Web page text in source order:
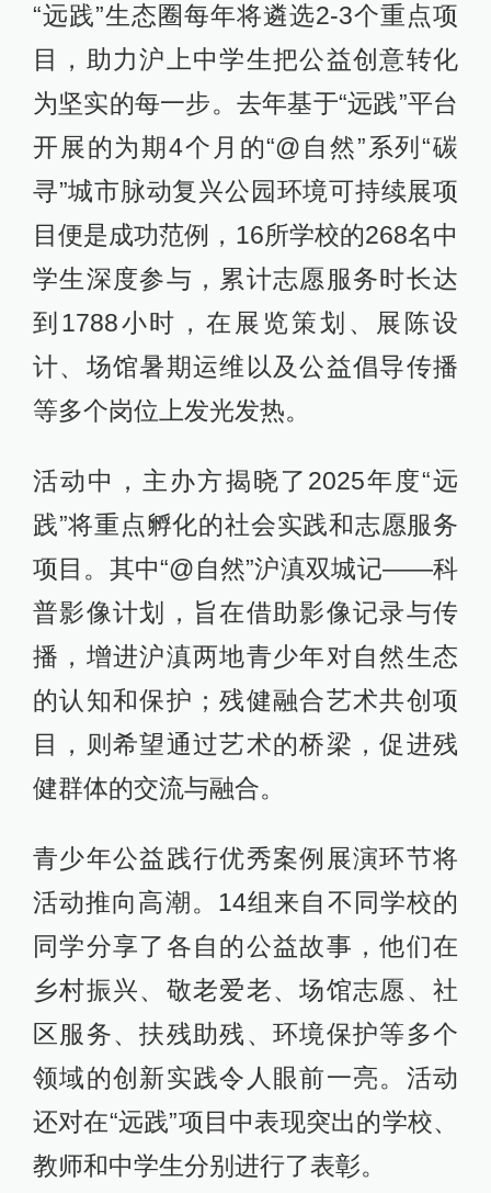
“远践”生态圈每年将遴选2-3个重点项
目，助力沪上中学生把公益创意转化
为坚实的每一步。去年基于“远践”平台
开展的为期4个月的“@自然”系列“碳
寻”城市脉动复兴公园环境可持续展项
目便是成功范例，16所学校的268名中
学生深度参与，累计志愿服务时长达
到1788小时，在展览策划、展陈设
计、场馆暑期运维以及公益倡导传播
等多个岗位上发光发热。
活动中，主办方揭晓了2025年度“远
践”将重点孵化的社会实践和志愿服务
项目。其中“@自然”沪滇双城记——科
普影像计划，旨在借助影像记录与传
播，增进沪滇两地青少年对自然生态
的认知和保护；残健融合艺术共创项
目，则希望通过艺术的桥梁，促进残
健群体的交流与融合。
青少年公益践行优秀案例展演环节将
活动推向高潮。14组来自不同学校的
同学分享了各自的公益故事，他们在
乡村振兴、敬老爱老、场馆志愿、社
区服务、扶残助残、环境保护等多个
领域的创新实践令人眼前一亮。活动
还对在“远践”项目中表现突出的学校、
教师和中学生分别进行了表彰。